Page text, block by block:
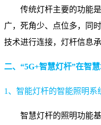
传统灯杆主要的功能
广，死角少、点位多，同
技术进行连接，灯杆信息
二、“5G+智慧灯杆”在智
1、智能灯杆的智能照明系
智慧灯杆的照明功能